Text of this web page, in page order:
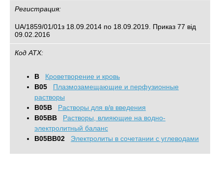
Регистрация:
UA/1859/01/01з 18.09.2014 по 18.09.2019. Приказ 77 від
09.02.2016
Код АТХ:
B
Кроветворение и кровь
B05
Плазмозамещающие и перфузионные
растворы
B05B
Растворы для в/в введения
B05BB
Растворы, влияющие на водно-
электролитный баланс
B05BB02
Электролиты в сочетании с углеводами